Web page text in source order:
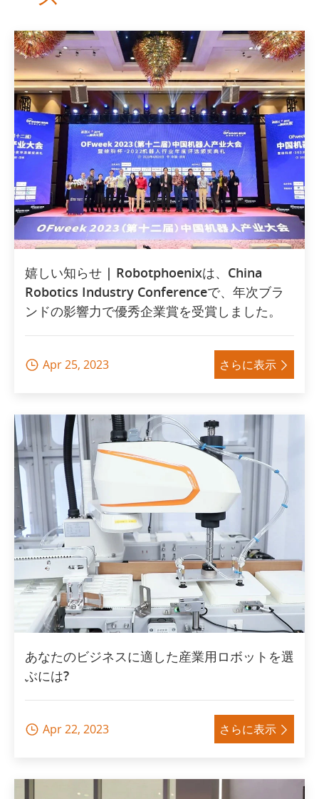
嬉しい知らせ | Robotphoenixは、China
Robotics Industry Conferenceで、年次ブラ
ンドの影響力で優秀企業賞を受賞しました。
 Apr 25, 2023 さらに表示 
あなたのビジネスに適した産業用ロボットを選
ぶには?
 Apr 22, 2023 さらに表示 